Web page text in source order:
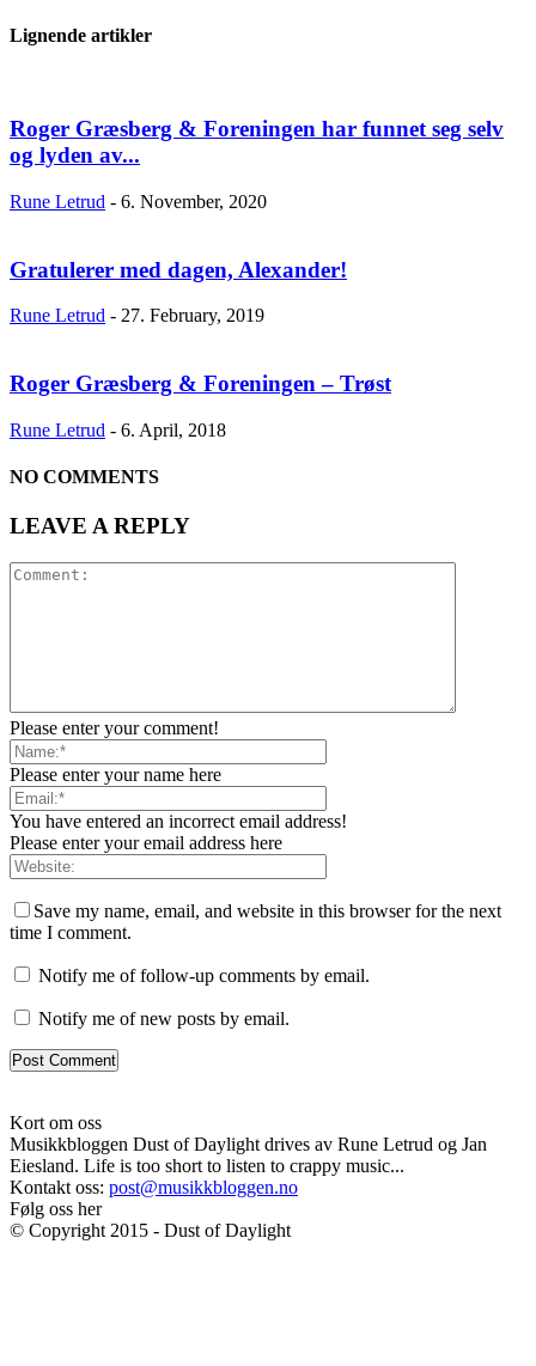
Lignende artikler
Roger Græsberg & Foreningen har funnet seg selv
og lyden av...
Rune Letrud - 6. November, 2020
Gratulerer med dagen, Alexander!
Rune Letrud - 27. February, 2019
Roger Græsberg & Foreningen – Trøst
Rune Letrud - 6. April, 2018
NO COMMENTS
LEAVE A REPLY
Please enter your comment!
Please enter your name here
You have entered an incorrect email address!
Please enter your email address here
Save my name, email, and website in this browser for the next
time I comment.
Notify me of follow-up comments by email.
Notify me of new posts by email.
Kort om oss
Musikkbloggen Dust of Daylight drives av Rune Letrud og Jan
Eiesland. Life is too short to listen to crappy music...
Kontakt oss: post@musikkbloggen.no
Følg oss her
© Copyright 2015 - Dust of Daylight